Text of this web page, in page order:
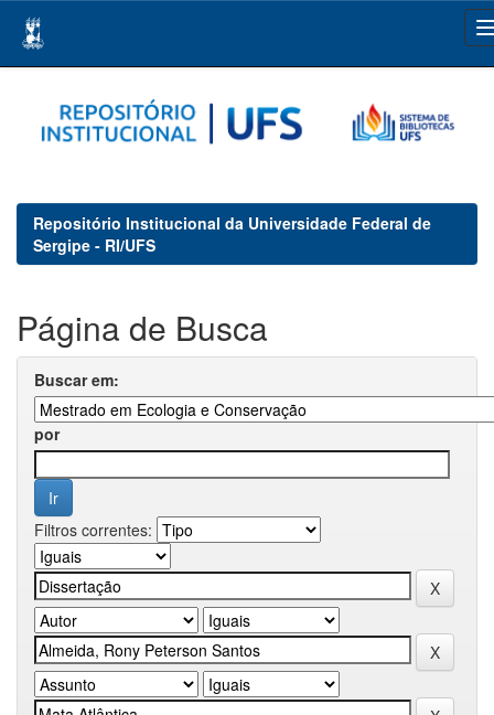
navigation
Repositório Institucional da Universidade Federal de
Sergipe - RI/UFS
Página de Busca
Buscar em:
por
Filtros correntes: